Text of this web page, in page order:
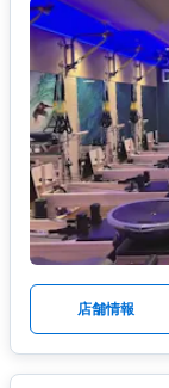
店舗情報